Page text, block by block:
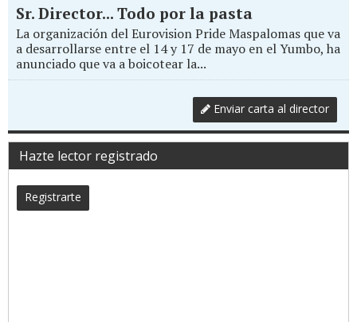
Sr. Director... Todo por la pasta
La organización del Eurovision Pride Maspalomas que va
a desarrollarse entre el 14 y 17 de mayo en el Yumbo, ha
anunciado que va a boicotear la...
Enviar carta al director
Hazte lector registrado
Registrarte